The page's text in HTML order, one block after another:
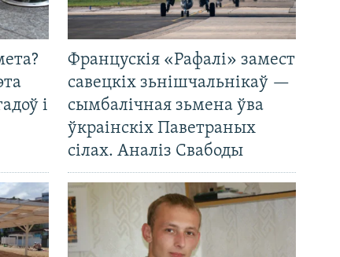
і
Францускія «Рафалі» замест
савецкіх зьнішчальнікаў —
сымбалічная зьмена ўва
ўкраінскіх Паветраных
сілах. Аналіз Свабоды